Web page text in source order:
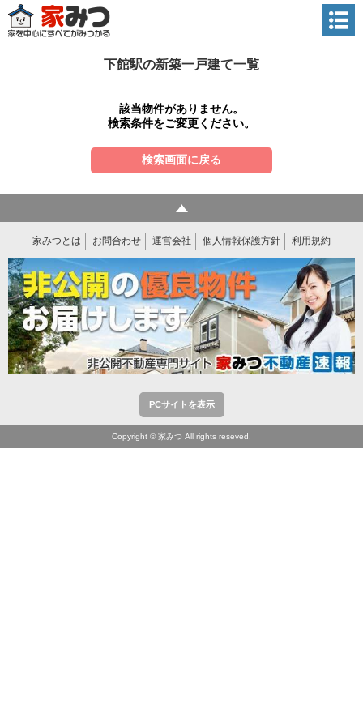
下館駅の新築一戸建て一覧
該当物件がありません。
検索条件をご変更ください。
検索画面に戻る
家みつとは お問合わせ 運営会社 個人情報保護方針 利用規約
PCサイトを表示
Copyright © 家みつ All rights reseved.